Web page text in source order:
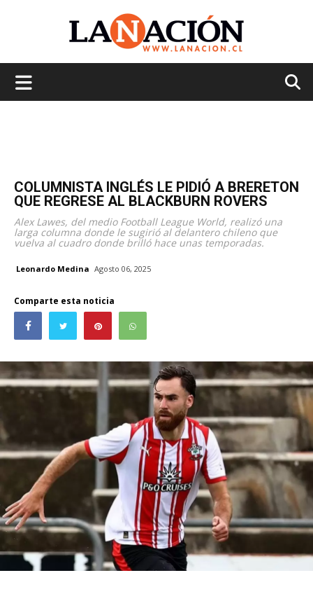
COLUMNISTA INGLÉS LE PIDIÓ A BRERETON
QUE REGRESE AL BLACKBURN ROVERS
Alex Lawes, del medio Football League World, realizó una
larga columna donde le sugirió al delantero chileno que
vuelva al cuadro donde brilló hace unas temporadas.
Leonardo Medina Agosto 06, 2025
Comparte esta noticia